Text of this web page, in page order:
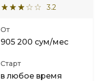
3.2
От
905 200 сум/мес
Старт
в любое время